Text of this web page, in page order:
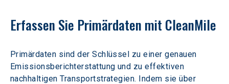
Erfassen Sie Primärdaten mit CleanMile
Primärdaten sind der Schlüssel zu einer genauen
Emissionsberichterstattung und zu effektiven
nachhaltigen Transportstrategien. Indem sie über